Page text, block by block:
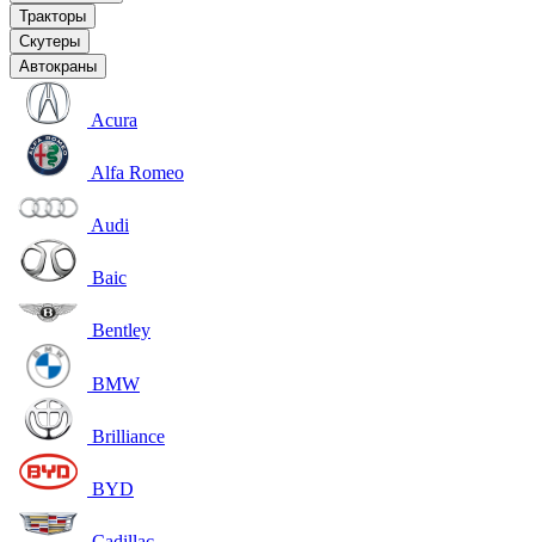
Тракторы
Скутеры
Автокраны
Acura
Alfa Romeo
Audi
Baic
Bentley
BMW
Brilliance
BYD